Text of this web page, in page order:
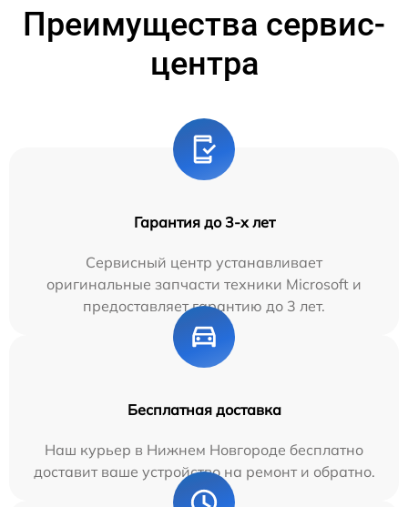
Преимущества сервис-
центра
Гарантия до 3-х лет
Сервисный центр устанавливает
оригинальные запчасти техники Microsoft и
предоставляет гарантию до 3 лет.
Бесплатная доставка
Наш курьер в Нижнем Новгороде бесплатно
доставит ваше устройство на ремонт и обратно.